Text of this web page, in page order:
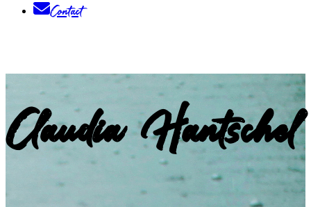
Contact
Claudia Hantschel